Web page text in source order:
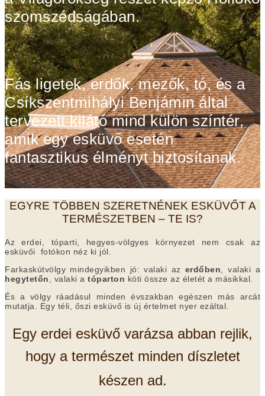
szomszédságában.
Fás ligetek, erdők, mezők, tó, és a
Csíkszentmihályi Benjámin által
tervezett kilátó mind külön színtér,
amik egy esküvő esetén
fantasztikus élményt biztosítanak.
EGYRE TÖBBEN SZERETNÉNEK ESKÜVŐT A
TERMÉSZETBEN – TE IS?
Az erdei, tóparti, hegyes-völgyes környezet nem csak az
esküvői fotókon néz ki jól.
Farkaskútvölgy mindegyikben jó: valaki az erdőben , valaki a
hegytetőn , valaki a tóparton köti össze az életét a másikkal.
És a völgy ráadásul minden évszakban egészen más arcát
mutatja. Egy téli, őszi esküvő is új értelmet nyer ezáltal.
Egy erdei esküvő varázsa abban rejlik,
hogy a természet minden díszletet
készen ad.